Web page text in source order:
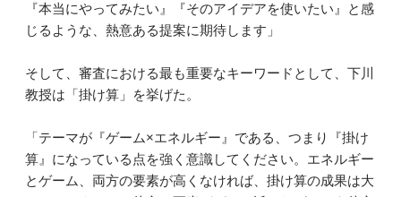
『本当にやってみたい』『そのアイデアを使いたい』と感
じるような、熱意ある提案に期待します」
そして、審査における最も重要なキーワードとして、下川
教授は「掛け算」を挙げた。
「テーマが『ゲーム×エネルギー』である、つまり『掛け
算』になっている点を強く意識してください。エネルギー
とゲーム、両方の要素が高くなければ、掛け算の成果は大